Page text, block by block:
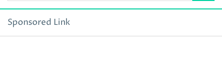
Sponsored Link